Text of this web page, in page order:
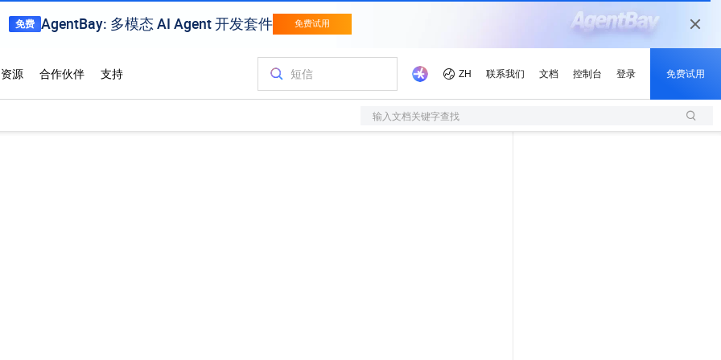
输入文档关键字查找